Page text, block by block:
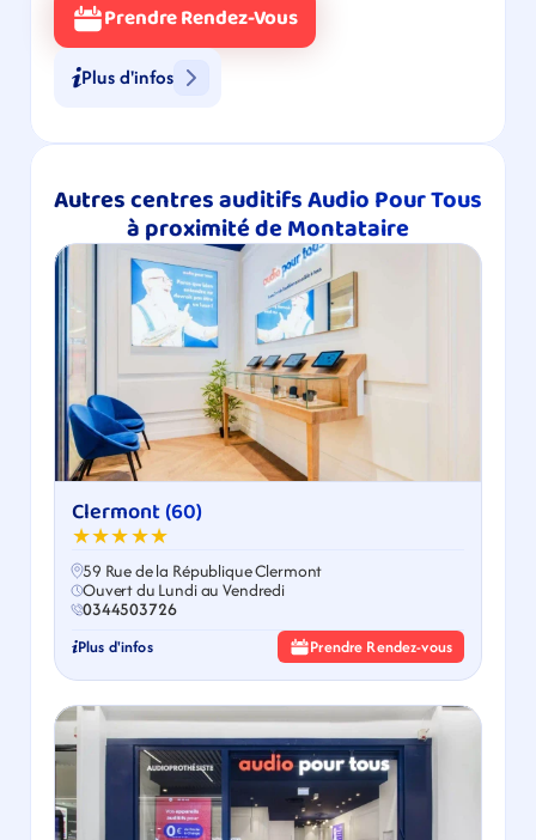
Prendre Rendez-Vous
Plus d'infos
Autres centres auditifs Audio Pour Tous
à proximité de Montataire
Clermont (60)
★★★★★
59 Rue de la République Clermont
Ouvert du Lundi au Vendredi
0344503726
Plus d'infos Prendre Rendez-vous